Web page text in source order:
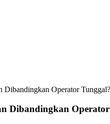
Dibandingkan Operator Tunggal?
Dibandingkan